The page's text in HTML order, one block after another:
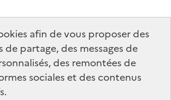
afin de vous proposer des
partage, des messages de
des remontées de
sociales et des contenus
info.gouv.fr
data.gouv.fr